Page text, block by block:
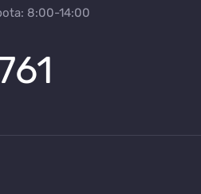
8:00-14:00